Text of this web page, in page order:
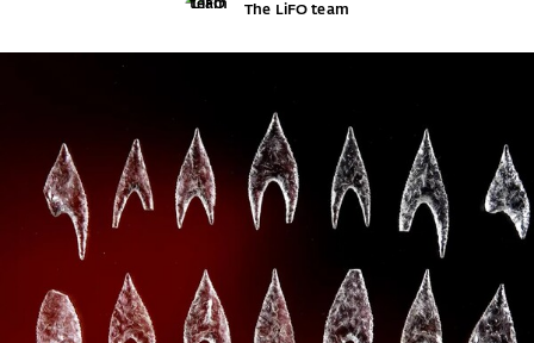
The LiFO team